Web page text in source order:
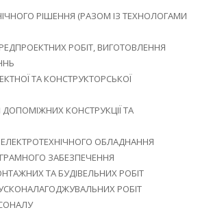
РІШЕННЯ (РАЗОМ ІЗ ТЕХНОЛОГАМИ
РОБІТ, ВИГОТОВЛЕННЯ
ТА КОНСТРУКТОРСЬКОЇ
КОНСТРУКЦІЇ ТА
ОБЛАДНАННЯ
ЗАБЕЗПЕЧЕННЯ
ТА БУДІВЕЛЬНИХ РОБІТ
РОБІТ